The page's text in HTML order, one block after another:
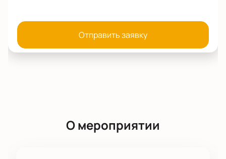
Отправить заявку
О мероприятии